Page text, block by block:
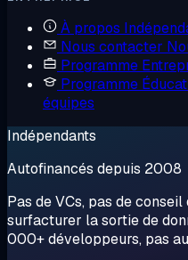
À propos
Nous contacter
Programme
Programme
équipes
Indépendants
Autofinancés depuis 2008
Pas de VCs, pas de
surfacturer la sortie de
000+ développeurs, pas